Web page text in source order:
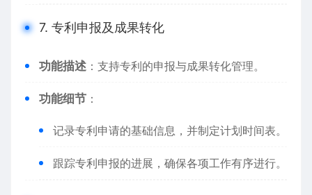
7. 专利申报及成果转化
功能描述 ：支持专利的申报与成果转化管理。
功能细节 ：
记录专利申请的基础信息，并制定计划时间表。
跟踪专利申报的进展，确保各项工作有序进行。